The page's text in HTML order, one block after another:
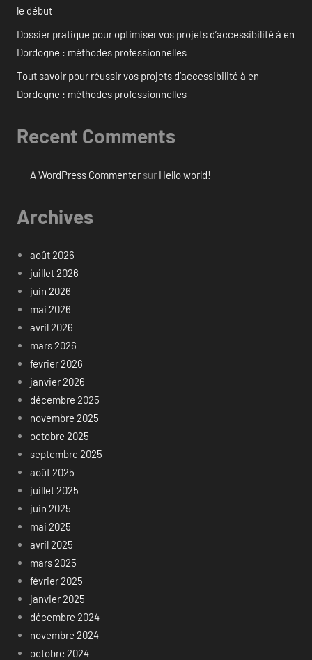
le début
Dossier pratique pour optimiser vos projets d’accessibilité à en
Dordogne : méthodes professionnelles
Tout savoir pour réussir vos projets d’accessibilité à en
Dordogne : méthodes professionnelles
Recent Comments
A WordPress Commentersur Hello world!
Archives
août 2026
juillet 2026
juin 2026
mai 2026
avril 2026
mars 2026
février 2026
janvier 2026
décembre 2025
novembre 2025
octobre 2025
septembre 2025
août 2025
juillet 2025
juin 2025
mai 2025
avril 2025
mars 2025
février 2025
janvier 2025
décembre 2024
novembre 2024
octobre 2024